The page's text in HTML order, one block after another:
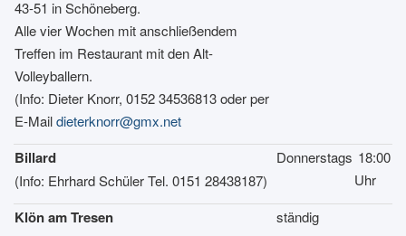
43-51 in Schöneberg.
Alle vier Wochen mit anschließendem
Treffen im Restaurant mit den Alt-
Volleyballern.
(Info: Dieter Knorr, 0152 34536813 oder per
E-Maildieterknorr@gmx.net
Billard
(Info: Ehrhard Schüler Tel. 0151 28438187)
Donnerstags 18:00
Uhr
Klön am Tresen
ständig